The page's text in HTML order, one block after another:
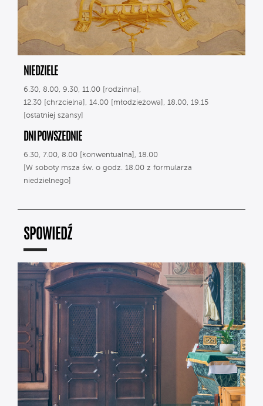
NIEDZIELE
6.30, 8.00, 9.30, 11.00 [rodzinna],
12.30 [chrzcielna], 14.00 [młodzieżowa], 18.00, 19.15
[ostatniej szansy]
DNI POWSZEDNIE
6.30, 7.00, 8.00 [konwentualna], 18.00
[W soboty msza św. o godz. 18.00 z formularza
niedzielnego]
SPOWIEDŹ